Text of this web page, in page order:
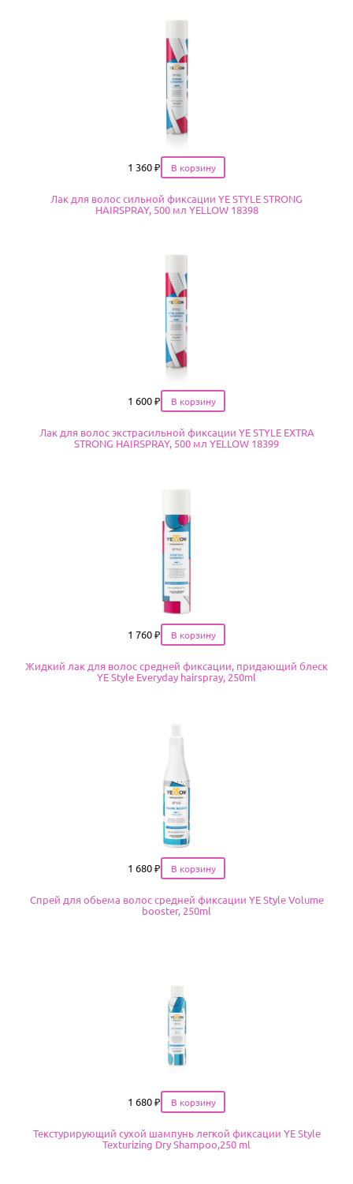
Цена
1 360 ₽
Лак для волос сильной фиксации YE STYLE STRONG
HAIRSPRAY, 500 мл YELLOW 18398
Цена
1 600 ₽
Лак для волос экстрасильной фиксации YE STYLE EXTRA
STRONG HAIRSPRAY, 500 мл YELLOW 18399
Цена
1 760 ₽
Жидкий лак для волос средней фиксации, придающий блеск
YE Style Everyday hairspray, 250ml
Цена
1 680 ₽
Спрей для обьема волос средней фиксации YE Style Volume
booster, 250ml
Цена
1 680 ₽
Текстурирующий сухой шампунь легкой фиксации YE Style
Texturizing Dry Shampoo,250 ml